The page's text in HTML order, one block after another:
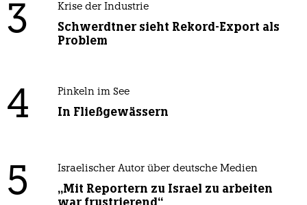
3 Krise der Industrie
Schwerdtner sieht Rekord-Export als
Problem
4 Pinkeln im See
In Fließgewässern
5 Israelischer Autor über deutsche Medien
„Mit Reportern zu Israel zu arbeiten